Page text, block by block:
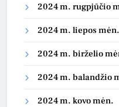
2024 m. rugpjūčio
2024 m. liepos mėn.
2024 m. birželio
2024 m. balandžio
2024 m. kovo mėn.